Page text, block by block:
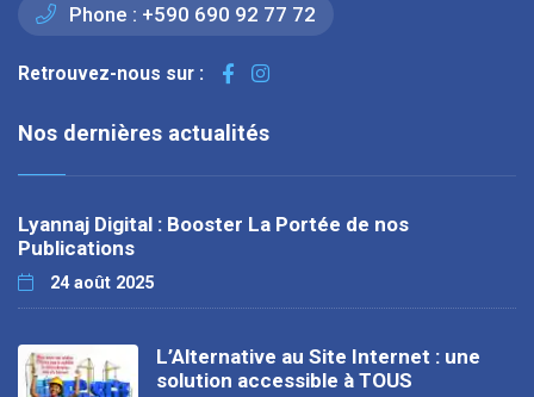
Phone : +590 690 92 77 72
Retrouvez-nous sur :
Nos dernières actualités
Lyannaj Digital : Booster La Portée de nos
Publications
24 août 2025
L’Alternative au Site Internet : une
solution accessible à TOUS